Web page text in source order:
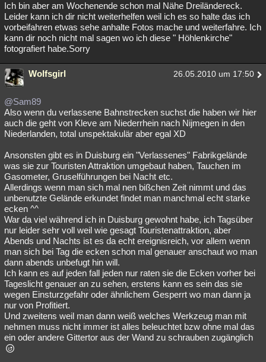
Ich bin aber am Wochenende schon mal Nähe Dreiländereck.
Leider kann ich dir nicht weiterhelfen weil ich es so halte das ich
vorbeifahren etwas sehe anhalte Fotos mache und weiterfahre. Ich
kann dir noch nicht mal sagen wo ich diese " Höhlenkirche"
fotografiert habe.Sorry
Wolfsgirl 26.05.2010 um 17:50
@Sam89
Also wenn du verlassene Bahnstrecken suchst die haben wir hier
auch die geht von Kleve am Niederrhein nach Nijmegen in den
Niederlanden, total unspektakulär aber egal XD
Ansonsten gibt es in Duisburg ein "Verlassenes" Fabrikgelände
was sie zur Touristen Attraktion umgebaut haben, Tauchen im
Gasometer, Gruselführungen bei Nacht etc.
Allerdings wenn man sich mal nen bißchen Zeit nimmt und das
unbenutzte Gelände erkundet findet man manchmal echt starke
ecken ^^
War da viel während ich in Duisburg gewohnt habe, ich Tagsüber
nur leider sehr voll weil wie gesagt Touristenattraktion, aber
Abends und Nachts ist es da echt ereignisreich, vor allem wenn
man sich bei Tag die ecken schon mal genauer anschaut wo man
dann abends unbefugt hin will.
Ich kann es auf jeden fall jeden nur raten sie die Ecken vorher bei
Tageslicht genauer an zu sehen, erstens kann es sein das sie
wegen Einsturzgefahr oder ähnlichem Gesperrt wo man dann ja
nur von Profitiert.
Und zweitens weil man dann weiß welches Werkzeug man mit
nehmen muss nicht immer ist alles beleuchtet bzw ohne mal das
ein oder andere Gittertor aus der Wand zu schrauben zugänglich